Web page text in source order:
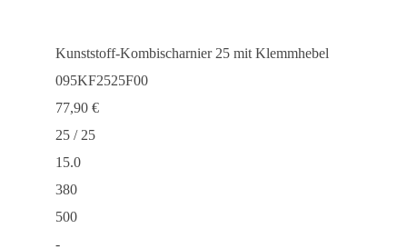
Kunststoff-Kombischarnier 25 mit Klemmhebel
095KF2525F00
77,90 €
25 / 25
15.0
380
500
-